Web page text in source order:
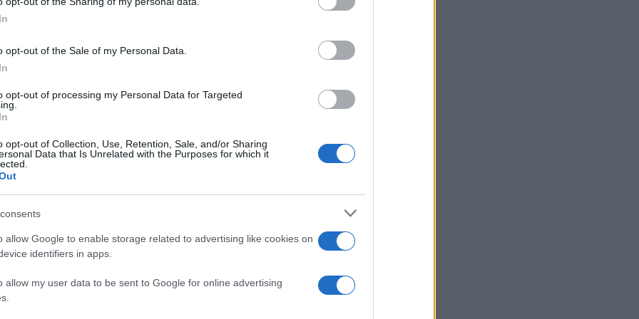
opt-out of the Sale of my Personal Data.
opt-out of processing my Personal Data for Targeted
opt-out of Collection, Use, Retention, Sale, and/or Sharing
Data that Is Unrelated with the Purposes for which it
allow Google to enable storage related to advertising like cookies on
identifiers in apps.
allow my user data to be sent to Google for online advertising
05/12/2017 - 16:15
Οπαδοί του Σαακασβίλι την
και τον απελευθέρωσαν!
επεισοδιακή απελευθέρωση
Σαακασβίλι από οπαδούς του
ΔΙΕΘΝΗ
10/10/2017 - 16:57
Ερντογάν: Αποκοιμήθηκε